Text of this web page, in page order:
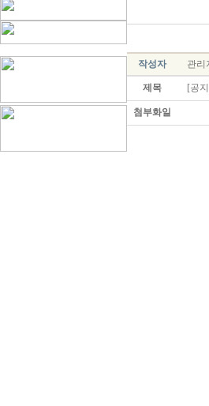
작성자 관리
제목 [공
첨부화일